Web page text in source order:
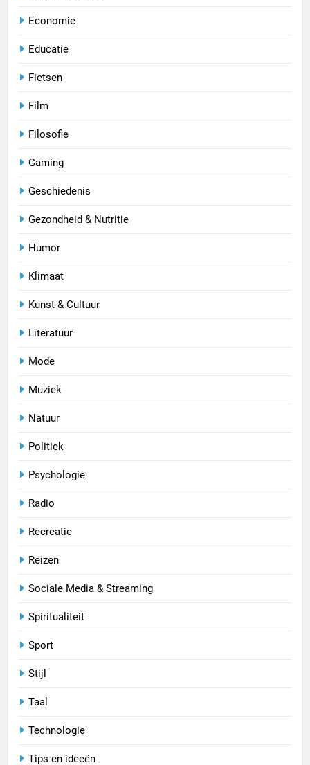
Economie
Educatie
Fietsen
Film
Filosofie
Gaming
Geschiedenis
Gezondheid & Nutritie
Humor
Klimaat
Kunst & Cultuur
Literatuur
Mode
Muziek
Natuur
Politiek
Psychologie
Radio
Recreatie
Reizen
Sociale Media & Streaming
Spiritualiteit
Sport
Stijl
Taal
Technologie
Tips en ideeën